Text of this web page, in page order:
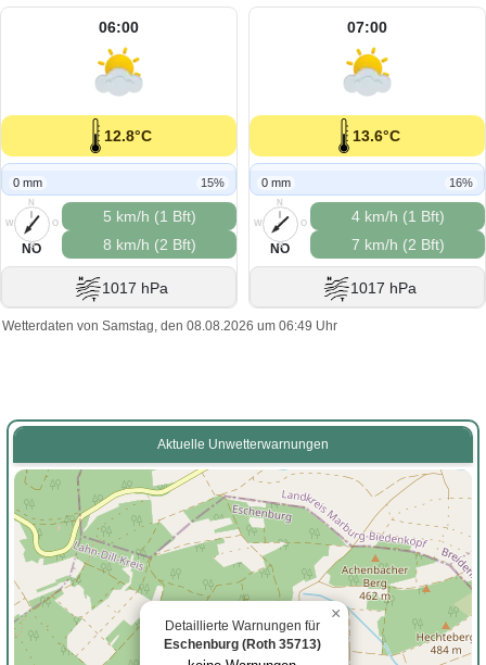
06:00
12.8°C
0 mm 15%
N
O
S
W
NO
5 km/h (1 Bft)
8 km/h (2 Bft)
1017 hPa
07:00
13.6°C
0 mm 16%
N
O
S
W
NO
4 km/h (1 Bft)
7 km/h (2 Bft)
1017 hPa
Wetterdaten von Samstag, den 08.08.2026 um 06:49 Uhr
Aktuelle Unwetterwarnungen
Detaillierte Warnungen für
Eschenburg (Roth 35713)
×